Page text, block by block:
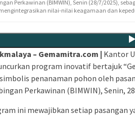
Perkawinan (BIMWIN), Senin (28/7/2025),
nilai-nilai keagamaan dan
– Gemamitra.com | Kantor
program inovatif bertajuk
penanaman pohon oleh
Perkawinan (BIMWIN), Senin,
ini mewajibkan setiap pasangan